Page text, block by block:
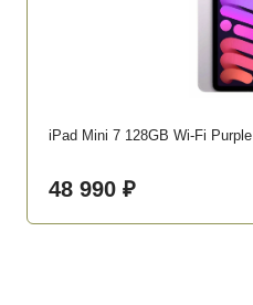
iPad Mini 7 128GB Wi-Fi Purple
48 990 ₽